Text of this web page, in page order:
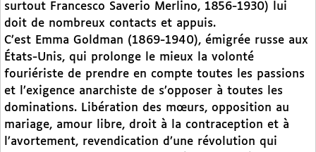
surtout Francesco Saverio Merlino, 1856-1930) lui
doit de nombreux contacts et appuis.
C’est Emma Goldman (1869-1940), émigrée russe aux
États-Unis, qui prolonge le mieux la volonté
fouriériste de prendre en compte toutes les passions
et l’exigence anarchiste de s’opposer à toutes les
dominations. Libération des mœurs, opposition au
mariage, amour libre, droit à la contraception et à
l’avortement, revendication d’une révolution qui